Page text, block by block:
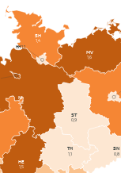
HE
1,5
MV
1,6
NI
2,2
ST
0,9
SN
0,8
SH
1,4
TH
1,1
HH1,1